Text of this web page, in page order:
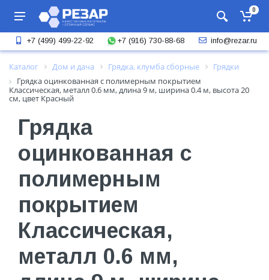
0
+7 (499) 499-22-92 +7 (916) 730-88-68 info@rezar.ru
Каталог Дом и дача Грядка, клумба сборные
Грядки
Грядка оцинкованная с полимерным покрытием
Классическая, металл 0.6 мм, длина 9 м, ширина 0.4 м, высота 20
см, цвет Красный
Грядка
оцинкованная с
полимерным
покрытием
Классическая,
металл 0.6 мм,